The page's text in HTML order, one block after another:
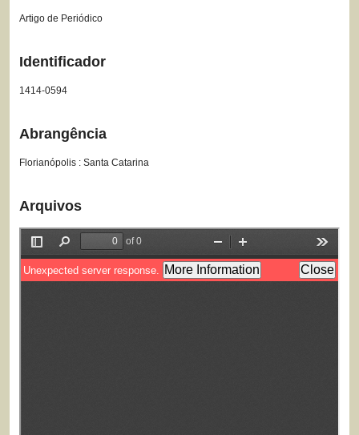
Artigo de Periódico
Identificador
1414-0594
Abrangência
Florianópolis : Santa Catarina
Arquivos